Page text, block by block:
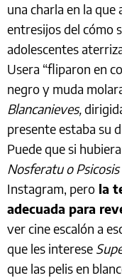
una charla en la
entresijos del cómo
adolescentes
Usera “fliparon en
negro y muda
Blancanieves,
presente estaba su
Puede que si
Nosferatu o Psicosis
Instagram, pero la
adecuada para
ver cine escalón a
que les interese
que las pelis en